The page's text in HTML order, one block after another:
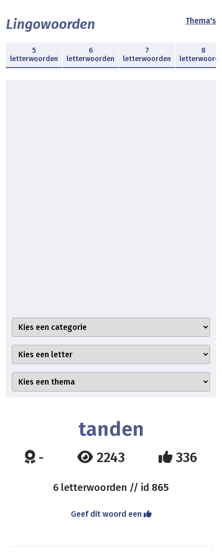
Lingowoorden Thema's
5
letterwoorden
6
letterwoorden
7
letterwoorden
8
tanden
- 2243 336
6 letterwoorden // id 865
Geef dit woord een